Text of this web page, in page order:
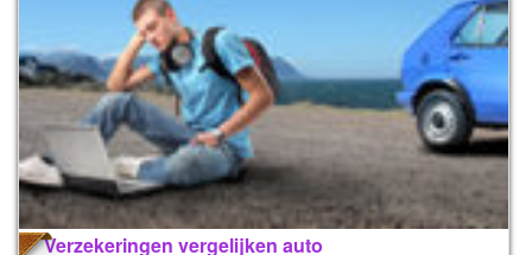
Verzekeringen vergelijken auto